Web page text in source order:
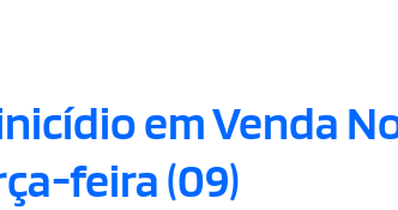
em Venda
feira (09)